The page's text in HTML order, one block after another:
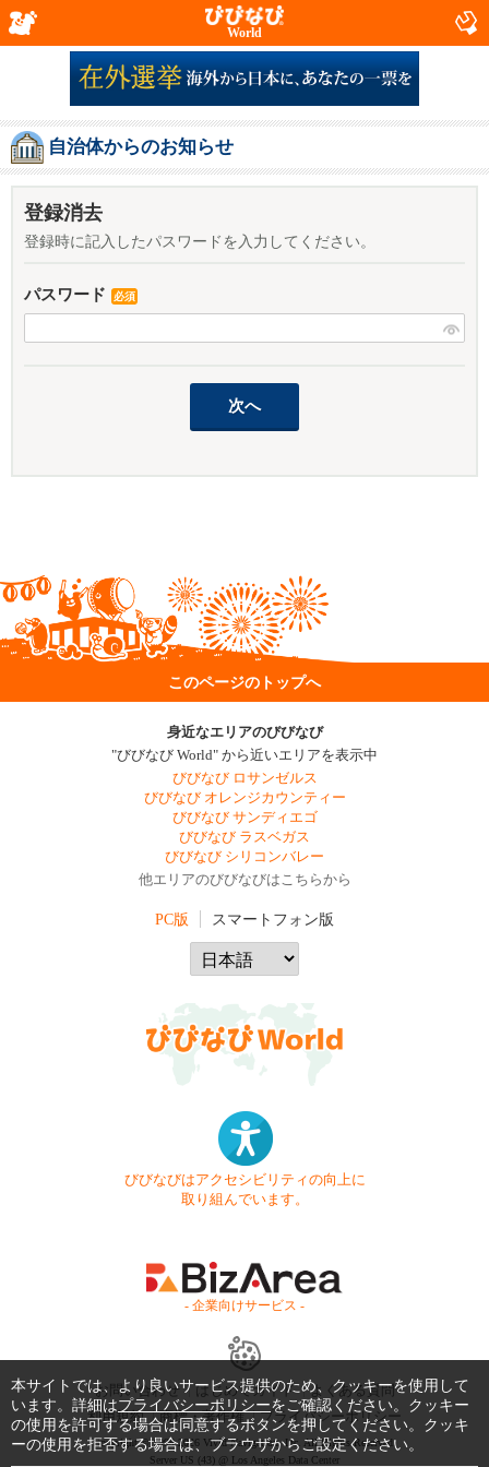
World
自治体からのお知らせ
登録消去
登録時に記入したパスワードを入力してください。
パスワード 必須
このページのトップへ
身近なエリアのびびなび
"びびなび World" から近いエリアを表示中
びびなび ロサンゼルス
びびなび オレンジカウンティー
びびなび サンディエゴ
びびなび ラスベガス
びびなび シリコンバレー
他エリアのびびなびはこちらから
PC版 スマートフォン版
びびなびはアクセシビリティの向上に
取り組んでいます。
- 企業向けサービス -
お問い合わせ はじめてガイド
よくある質問
利用規約
商標・著作権 プライバシーポリシー
Copyright © 1999-2026 Vivid Navigation, Inc. All Rights Reserved.
Server US (43) @ Los Angeles Data Center
本サイトでは、より良いサービス提供のため、クッキーを使用して
います。詳細はプライバシーポリシーをご確認ください。クッキー
の使用を許可する場合は同意するボタンを押してください。クッキ
ーの使用を拒否する場合は、ブラウザからご設定ください。